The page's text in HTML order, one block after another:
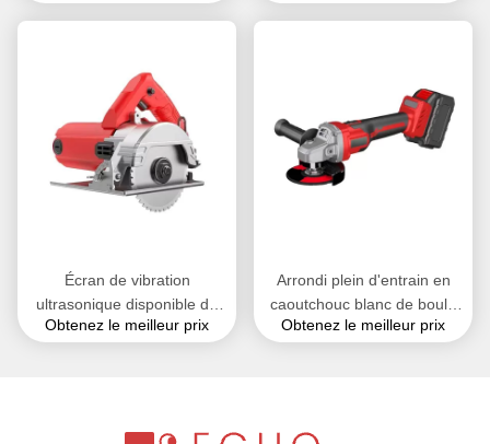
Écran de vibration
ultrasonique disponible de
silicone en caoutchouc de
Obtenez le meilleur prix
Arrondi plein d'entrain en
caoutchouc blanc de boule
pour le silicone en
Obtenez le meilleur prix